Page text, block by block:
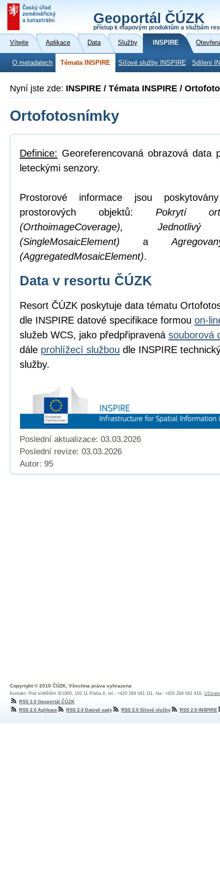
Geoportál ČÚZK
přístup k mapovým produktům a službám
Vítejte Aplikace Data Služby INSPIRE
O metadatech Témata INSPIRE Síťové služby INSPIRE Sdílení
Nyní jste zde: INSPIRE / Témata INSPIRE /
Ortofotosnímky
Definice: Georeferencovaná obrazová data
leteckými senzory.
Prostorové informace jsou
prostorových objektů: Pokrytí
(OrthoimageCoverage),
(SingleMosaicElement) a
(AggregatedMosaicElement).
Data v resortu ČÚZK
Resort ČÚZK poskytuje data tématu
dle INSPIRE datové specifikace formou on-
služeb WCS, jako předpřipravená souborová
dále prohlížecí službou dle INSPIRE
služby.
Poslední aktualizace: 03.03.2026
Poslední revize: 03.03.2026
Autor: 95
Copyright © 2010 ČÚZK, Všechna práva vyhrazena
Kontakt: Pod sídlištěm 9/1800, 182 11 Praha 8, tel.: +420 284 041 111, fax: +420 284 041 416,
RSS 2.0 Geoportál ČÚZK
RSS 2.0 Aplikace
RSS 2.0 Datové sady RSS 2.0 Síťové služby RSS 2.0 INSPIRE